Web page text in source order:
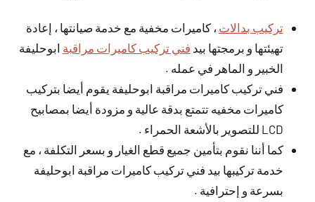
تركيب بدالات ، كاميرات مخفية مع خدمة صيانتها ، إعادة
تهيئتها و برمجتها بيد فني تركيب كاميرات مراقبة ابوحليفة
الخبير و الماهر في عمله .
فني تركيب كاميرات مراقبة ابوحليفة يقوم أيضا بتركيب
كاميرات مخفيه تتمتع بدقة عالية و مزودة أيضا بمصابيح
LCD للتصوير بالأشعة الحمراء .
كما أننا نقوم بتأمين جميع قطع الغيار و بسعر التكلفة ، مع
خدمة تركيبها بيد فني تركيب كاميرات مراقبة ابوحليفة
بسرعة و إحترافية .